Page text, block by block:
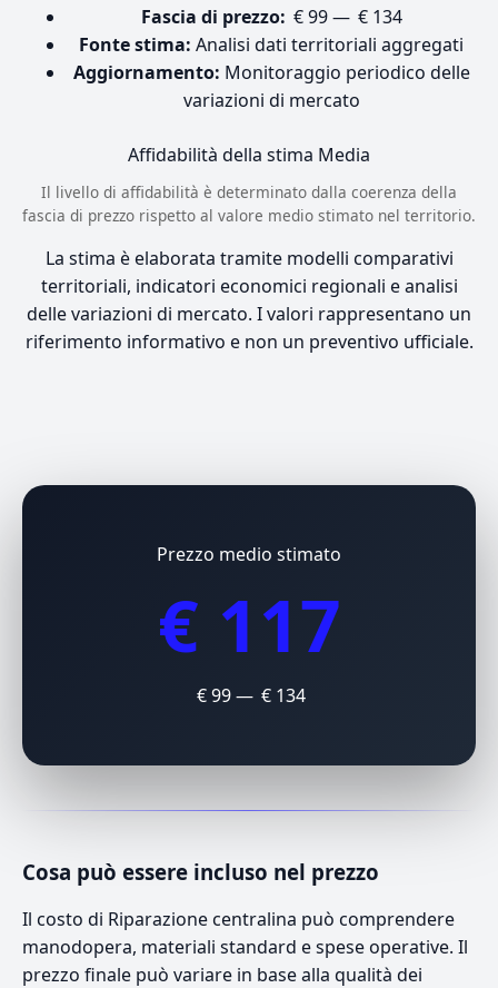
Fascia di prezzo: € 99 — € 134
Fonte stima: Analisi dati territoriali aggregati
Aggiornamento: Monitoraggio periodico delle
variazioni di mercato
Affidabilità della stima Media
Il livello di affidabilità è determinato dalla coerenza della
fascia di prezzo rispetto al valore medio stimato nel territorio.
La stima è elaborata tramite modelli comparativi
territoriali, indicatori economici regionali e analisi
delle variazioni di mercato. I valori rappresentano un
riferimento informativo e non un preventivo ufficiale.
Prezzo medio stimato
€ 117
€ 99 — € 134
Cosa può essere incluso nel prezzo
Il costo di Riparazione centralina può comprendere
manodopera, materiali standard e spese operative. Il
prezzo finale può variare in base alla qualità dei